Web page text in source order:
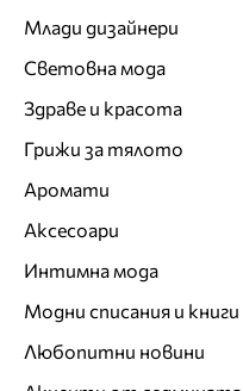
Млади дизайнери
Световна мода
Здраве и красота
Грижи за тялото
Аромати
Аксесоари
Интимна мода
Модни списания и книги
Любопитни новини